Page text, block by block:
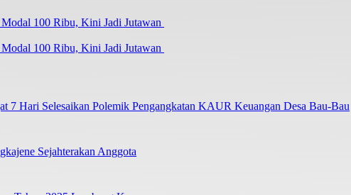
100 Ribu, Kini Jadi Jutawan
7 Hari Selesaikan Polemik Pengangkatan KAUR Keuangan Desa Bau-Bau
Sejahterakan Anggota